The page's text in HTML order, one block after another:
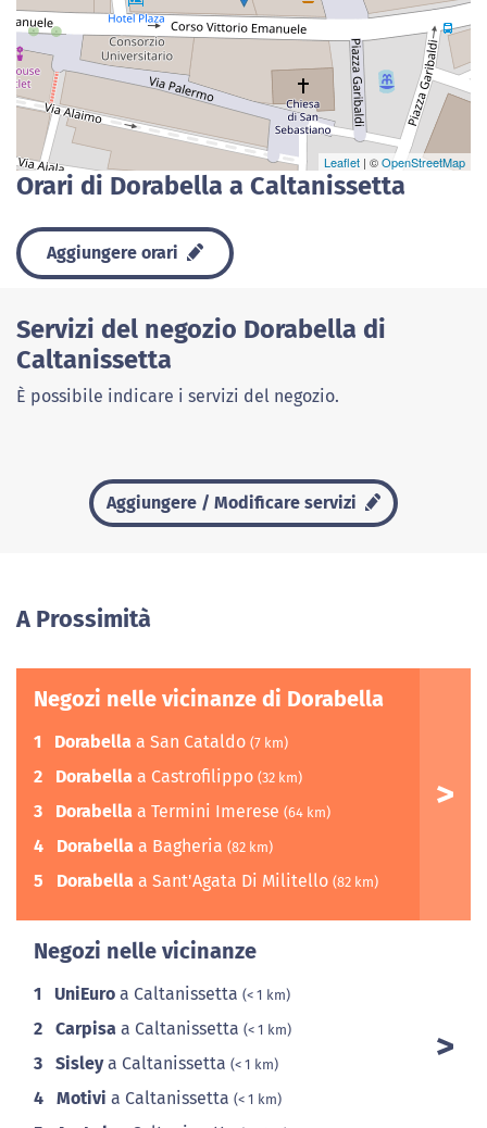
Leaflet | ©OpenStreetMap
Orari di Dorabella a Caltanissetta
Aggiungere orari
Servizi del negozio Dorabella di
Caltanissetta
È possibile indicare i servizi del negozio.
Aggiungere / Modificare servizi
A Prossimità
Negozi nelle vicinanze di Dorabella
1 Dorabella a San Cataldo (7 km)
2 Dorabella a Castrofilippo (32 km)
3 Dorabella a Termini Imerese (64 km)
4 Dorabella a Bagheria (82 km)
5 Dorabella a Sant'Agata Di Militello (82 km)
Negozi nelle vicinanze
1 UniEuro a Caltanissetta (< 1 km)
2 Carpisa a Caltanissetta (< 1 km)
3 Sisleya Caltanissetta (< 1 km)
4 Motivi a Caltanissetta (< 1 km)